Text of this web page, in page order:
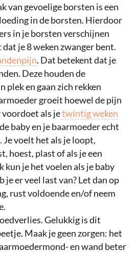
van gevoelige borsten is een
in de borsten. Hierdoor
in je borsten verschijnen
je 8 weken zwanger bent.
. Dat betekent dat je
Deze houden de
plek en gaan zich rekken
groeit hoewel de pijn
voordoet als jetwintig weken
baby en je baarmoeder echt
Je voelt het als je loopt,
hoest, plast of als je een
kun je het voelen als je baby
je er veel last van? Let dan op
rust voldoende en/of neem
Gelukkig is dit
Maak je geen zorgen: het
en wand beter